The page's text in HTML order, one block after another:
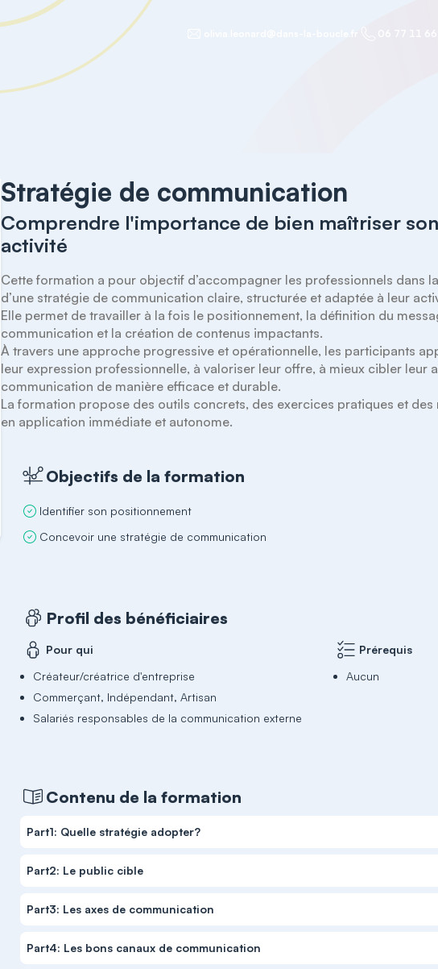
Stratégie de communication
Comprendre l'importance de bien maîtriser
activité
Cette formation a pour objectif d’accompagner les professionnels dans
d’une stratégie de communication claire, structurée et adaptée à leur
Elle permet de travailler à la fois le positionnement, la définition du
communication et la création de contenus impactants.
À travers une approche progressive et opérationnelle, les participants
leur expression professionnelle, à valoriser leur offre, à mieux cibler leur
communication de manière efficace et durable.
La formation propose des outils concrets, des exercices pratiques et
en application immédiate et autonome.
Objectifs de la formation
Identifier son positionnement
Concevoir une stratégie de communication
Profil des bénéficiaires
Pour qui
Créateur/créatrice d'entreprise
Commerçant, Indépendant, Artisan
Salariés responsables de la communication externe
Prérequis
Aucun
Contenu de la formation
Part1: Quelle stratégie adopter?
Part2: Le public cible
Part3: Les axes de communication
Part4: Les bons canaux de communication